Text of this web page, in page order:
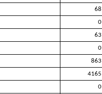
68
0
63
0
863
4165
0